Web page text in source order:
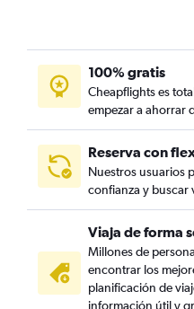
100% gratis
Cheapflights es
empezar a ahorrar
Reserva con
Nuestros usuarios
confianza y buscar
Viaja de forma
Millones de
encontrar los
planificación de
información útil y